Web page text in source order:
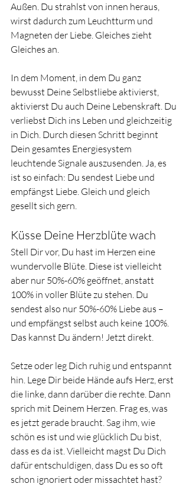
Außen. Du strahlst von innen heraus,
wirst dadurch zum Leuchtturm und
Magneten der Liebe. Gleiches zieht
Gleiches an.
In dem Moment, in dem Du ganz
bewusst Deine Selbstliebe aktivierst,
aktivierst Du auch Deine Lebenskraft. Du
verliebst Dich ins Leben und gleichzeitig
in Dich. Durch diesen Schritt beginnt
Dein gesamtes Energiesystem
leuchtende Signale auszusenden. Ja, es
ist so einfach: Du sendest Liebe und
empfängst Liebe. Gleich und gleich
gesellt sich gern.
Küsse Deine Herzblüte wach
Stell Dir vor, Du hast im Herzen eine
wundervolle Blüte. Diese ist vielleicht
aber nur 50%-60% geöffnet, anstatt
100% in voller Blüte zu stehen. Du
sendest also nur 50%-60% Liebe aus –
und empfängst selbst auch keine 100%.
Das kannst Du ändern! Jetzt direkt.
Setze oder leg Dich ruhig und entspannt
hin. Lege Dir beide Hände aufs Herz, erst
die linke, dann darüber die rechte. Dann
sprich mit Deinem Herzen. Frag es, was
es jetzt gerade braucht. Sag ihm, wie
schön es ist und wie glücklich Du bist,
dass es da ist. Vielleicht magst Du Dich
dafür entschuldigen, dass Du es so oft
schon ignoriert oder missachtet hast?